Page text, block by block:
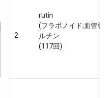
2
rutin
(フラボノイド;血管強
ルチン
(117回)